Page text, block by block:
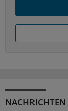
NACHRICHTEN